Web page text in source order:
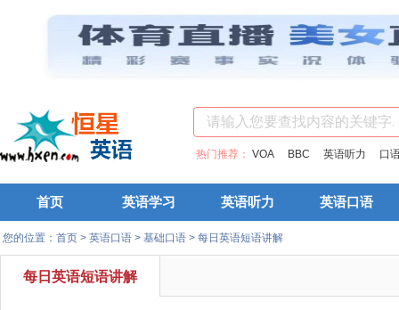
热门推荐： VOA BBC 英语听力 口
首页 英语学习 英语听力 英语口语
您的位置： 首页 > 英语口语 > 基础口语 > 每日英语短语讲解
每日英语短语讲解